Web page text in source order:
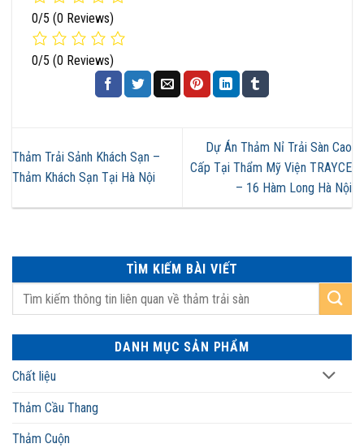
TÌM KIẾM BÀI VIẾT
DANH MỤC SẢN PHẨM
Chất liệu
Thảm Cầu Thang
Thảm Cuộn
0/5 (0 Reviews)
0/5 (0 Reviews)
Thảm Trải Sảnh Khách Sạn –
Thảm Khách Sạn Tại Hà Nội
Dự Án Thảm Nỉ Trải Sàn Cao
Cấp Tại Thẩm Mỹ Viện TRAYCE
– 16 Hàm Long Hà Nội